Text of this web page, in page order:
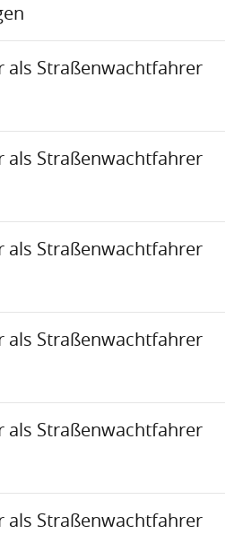
als Straßenwachtfahrer
als Straßenwachtfahrer
als Straßenwachtfahrer
als Straßenwachtfahrer
als Straßenwachtfahrer
als Straßenwachtfahrer